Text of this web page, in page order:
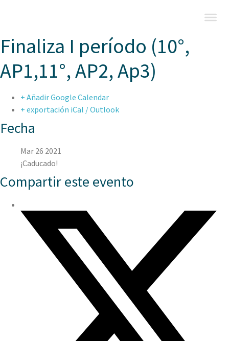
Finaliza I período (10°,
AP1,11°, AP2, Ap3)
+ Añadir Google Calendar
+ exportación iCal / Outlook
Fecha
Mar 26 2021
¡Caducado!
Compartir este evento